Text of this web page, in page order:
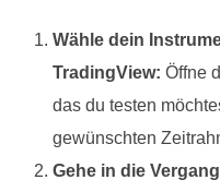
Wähle dein
TradingView: Öffne
das du testen
gewünschten
Gehe in die